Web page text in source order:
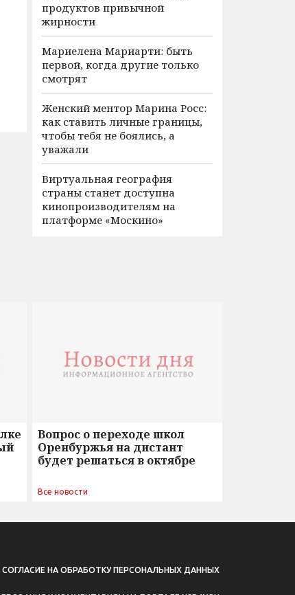
продуктов привычной
жирности
Мариелена Мариарти: быть
первой, когда другие только
смотрят
Женский ментор Марина Росс:
как ставить личные границы,
чтобы тебя не боялись, а
уважали
Виртуальная география
страны станет доступна
кинопроизводителям на
платформе «Москино»
Вопрос о переходе школ
Оренбуржья на дистант
будет решаться в октябре
Все новости
СОГЛАСИЕ НА ОБРАБОТКУ ПЕРСОНАЛЬНЫХ ДАННЫХ